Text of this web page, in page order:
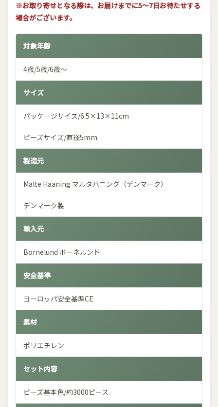
※お取り寄せとなる際は、お届けまでに5～7日お待たせする
場合がございます。
対象年齢
4歳/5歳/6歳～
サイズ
パッケージサイズ/6.5×13×11cm
ビーズサイズ/直径5mm
製造元
Malte Haaning マルタハニング（デンマーク）
デンマーク製
輸入元
Bornelund ボーネルンド
安全基準
ヨーロッパ安全基準CE
素材
ポリエチレン
セット内容
ビーズ基本色/約3000ピース